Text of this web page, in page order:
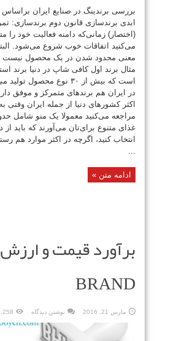
ابدی برندسازی قانون دوم برندسازی:
(اختصار) زمانی‌که دامنه فعالیت خود را
می‌کنید اتفاقات خوب شروع می‌شود.
معنی محدود شدن در یک محصول نیست
مثال برند اول کافی شاپ در دنیا برند
است که بیش از ۳۰ نوع محصول
در ایران هم برندهای متمرکز و موفق
اکثر کشورهای دنیا از جمله ایران وقتی
غذای متنوع برای‌تان می‌آورند که باید از
انتخاب کنید، اگرچه در اکثر موارد هم
...
ادامه متن »
برآورد قیمت و
BRAND
مارس 21, 2016 نوشتن دیدگاه 5,258